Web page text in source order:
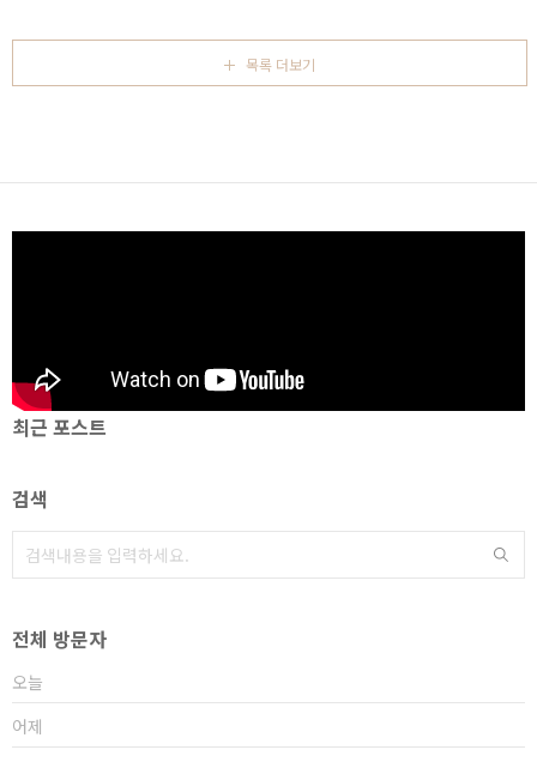
빌딩이 높아 하늘을 봤을 때 예쁜 그림이 연출되어 찍어
봅니다. 씨티은행에 들러 ATM 현금 인출이 얼마나 되는
지 확인해보고 지나왔습니다. 비트코인 ATM도 근처에 있
낙 여행하기 좋은 시기이지만 크리스마스에 가까워질..
목록 더보기
최근 포스트
검색
전체 방문자
오늘
어제